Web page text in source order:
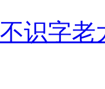
识字